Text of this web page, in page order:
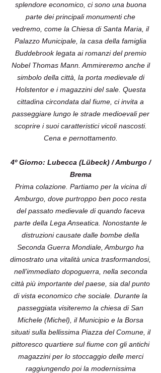
splendore economico, ci sono una buona
parte dei principali monumenti che
vedremo, come la Chiesa di Santa Maria, il
Palazzo Municipale, la casa della famiglia
Buddebrook legata ai romanzi del premio
Nobel Thomas Mann. Ammireremo anche il
simbolo della città, la porta medievale di
Holstentor e i magazzini del sale. Questa
cittadina circondata dal fiume, ci invita a
passeggiare lungo le strade medioevali per
scoprire i suoi caratteristici vicoli nascosti.
Cena e pernottamento.
4º Giorno: Lubecca (Lübeck) / Amburgo /
Brema
Prima colazione. Partiamo per la vicina di
Amburgo, dove purtroppo ben poco resta
del passato medievale di quando faceva
parte della Lega Anseatica. Nonostante le
distruzioni causate dalle bombe della
Seconda Guerra Mondiale, Amburgo ha
dimostrato una vitalità unica trasformandosi,
nell’immediato dopoguerra, nella seconda
città più importante del paese, sia dal punto
di vista economico che sociale. Durante la
passeggiata visiteremo la chiesa di San
Michele (Michel), il Municipio e la Borsa
situati sulla bellissima Piazza del Comune, il
pittoresco quartiere sul fiume con gli antichi
magazzini per lo stoccaggio delle merci
raggiungendo poi la modernissima